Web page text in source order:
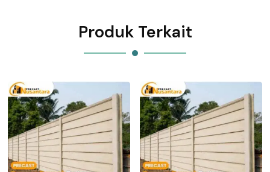
Produk Terkait